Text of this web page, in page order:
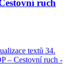
ruch
textů 34.
– Cestovní ruch -